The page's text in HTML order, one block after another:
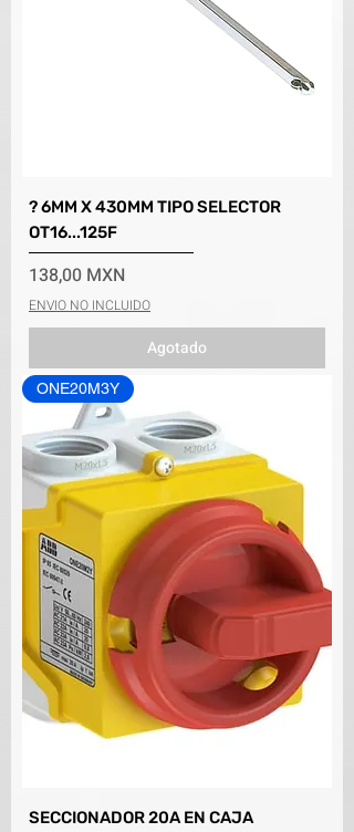
? 6MM X 430MM TIPO SELECTOR
OT16...125F
Precio
138,00 MXN
ENVIO NO INCLUIDO
Agotado
ONE20M3Y
SECCIONADOR 20A EN CAJA